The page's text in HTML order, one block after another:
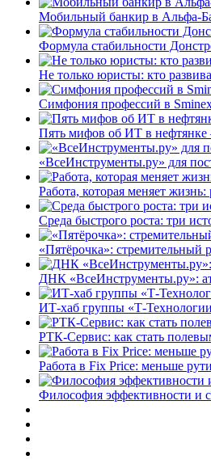
Мобильный банкир в Альфа-
Формула стабильности
Не только юристы: кто
Симфония профессий в
Пять мифов об ИТ в нефтянке
«ВсеИнструменты.ру» для
Работа, которая меняет
Среда быстрого роста: три
«Пятёрочка»: стремительный
ДНК «ВсеИнструменты.ру»:
ИТ-хаб группы «Т-
РТК-Сервис: как стать
Работа в Fix Price: меньше
Философия эффективности и